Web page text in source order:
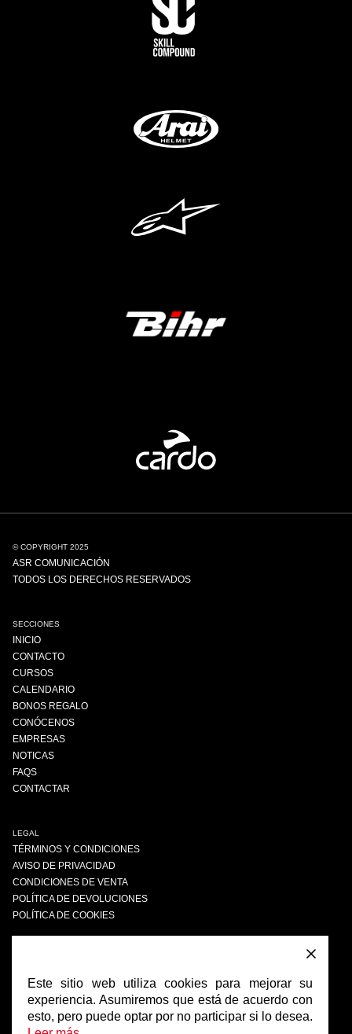
© COPYRIGHT 2025
ASR COMUNICACIÓN
TODOS LOS DERECHOS RESERVADOS
SECCIONES
INICIO
CONTACTO
CURSOS
CALENDARIO
BONOS REGALO
CONÓCENOS
EMPRESAS
NOTICAS
FAQS
CONTACTAR
LEGAL
TÉRMINOS Y CONDICIONES
AVISO DE PRIVACIDAD
CONDICIONES DE VENTA
POLÍTICA DE DEVOLUCIONES
POLÍTICA DE COOKIES
FACEBOOK
INSTAGRAM
Este sitio web utiliza cookies para mejorar su
experiencia. Asumiremos que está de acuerdo con
esto, pero puede optar por no participar si lo desea.